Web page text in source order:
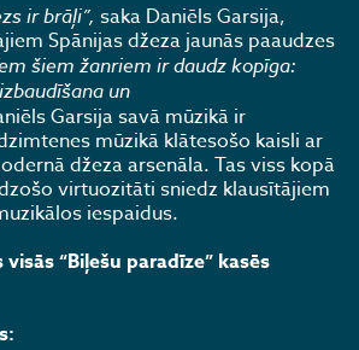
ir brāļi”, saka Daniēls Garsija,
Spānijas džeza jaunās paaudzes
šiem žanriem ir daudz kopīga:
un
Garsija savā mūzikā ir
mūzikā klātesošo kaisli ar
džeza arsenāla. Tas viss kopā
virtuozitāti sniedz klausītājiem
iespaidus.
“Biļešu paradīze” kasēs